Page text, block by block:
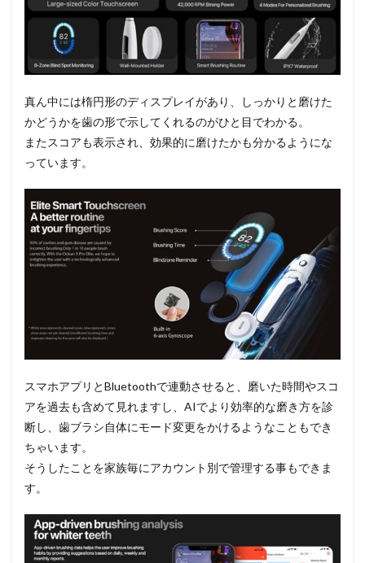
真ん中には楕円形のディスプレイがあり、しっかりと磨けた
かどうかを歯の形で示してくれるのがひと目でわかる。
またスコアも表示され、効果的に磨けたかも分かるようにな
っています。
スマホアプリとBluetoothで連動させると、磨いた時間やスコ
アを過去も含めて見れますし、AIでより効率的な磨き方を診
断し、歯ブラシ自体にモード変更をかけるようなこともでき
ちゃいます。
そうしたことを家族毎にアカウント別で管理する事もできま
す。